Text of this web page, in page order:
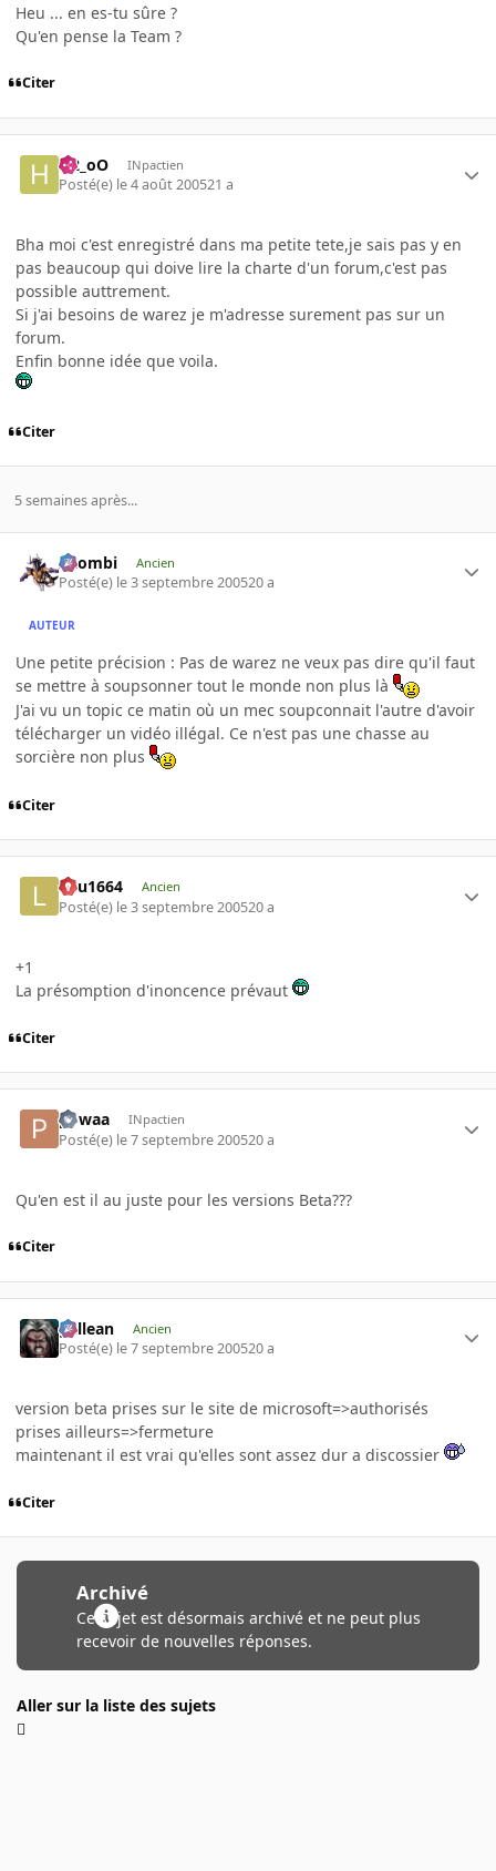
Heu ... en es-tu sûre ?
Qu'en pense la Team ?
Citer
H2_oO INpactien
Posté(e) le 4 août 200521 a
Bha moi c'est enregistré dans ma petite tete,je sais pas y en
pas beaucoup qui doive lire la charte d'un forum,c'est pas
possible auttrement.
Si j'ai besoins de warez je m'adresse surement pas sur un
forum.
Enfin bonne idée que voila.
Citer
5 semaines après...
XZombi Ancien
Posté(e) le 3 septembre 200520 a
AUTEUR
Une petite précision : Pas de warez ne veux pas dire qu'il faut
se mettre à soupsonner tout le monde non plus là
J'ai vu un topic ce matin où un mec soupconnait l'autre d'avoir
télécharger un vidéo illégal. Ce n'est pas une chasse au
sorcière non plus
Citer
lulu1664 Ancien
Posté(e) le 3 septembre 200520 a
+1
La présomption d'inoncence prévaut
Citer
powaa INpactien
Posté(e) le 7 septembre 200520 a
Qu'en est il au juste pour les versions Beta???
Citer
gallean Ancien
Posté(e) le 7 septembre 200520 a
version beta prises sur le site de microsoft=>authorisés
prises ailleurs=>fermeture
maintenant il est vrai qu'elles sont assez dur a discossier
Citer
Archivé
Ce sujet est désormais archivé et ne peut plus
recevoir de nouvelles réponses.
Aller sur la liste des sujets